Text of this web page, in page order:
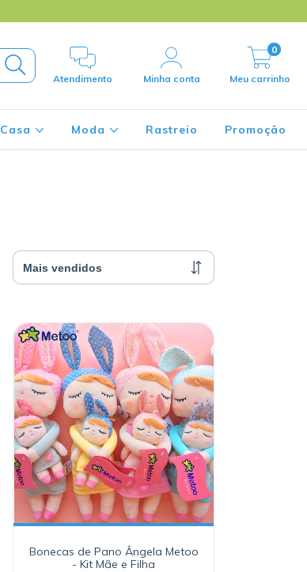
Atendimento Minha conta Meu carrinho
0
Casa Moda Rastreio Promoção
Bonecas de Pano Ângela Metoo
- Kit Mãe e Filha